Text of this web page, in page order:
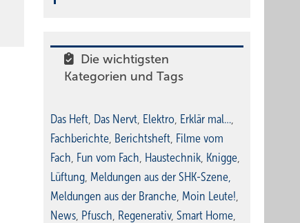
Die wichtigsten
Kategorien und Tags
Das Heft, Das Nervt, Elektro, Erklär mal…,
Fachberichte, Berichtsheft, Filme vom
Fach, Fun vom Fach, Haustechnik, Knigge,
Lüftung, Meldungen aus der SHK-Szene,
Meldungen aus der Branche, Moin Leute!,
News, Pfusch, Regenerativ, Smart Home,